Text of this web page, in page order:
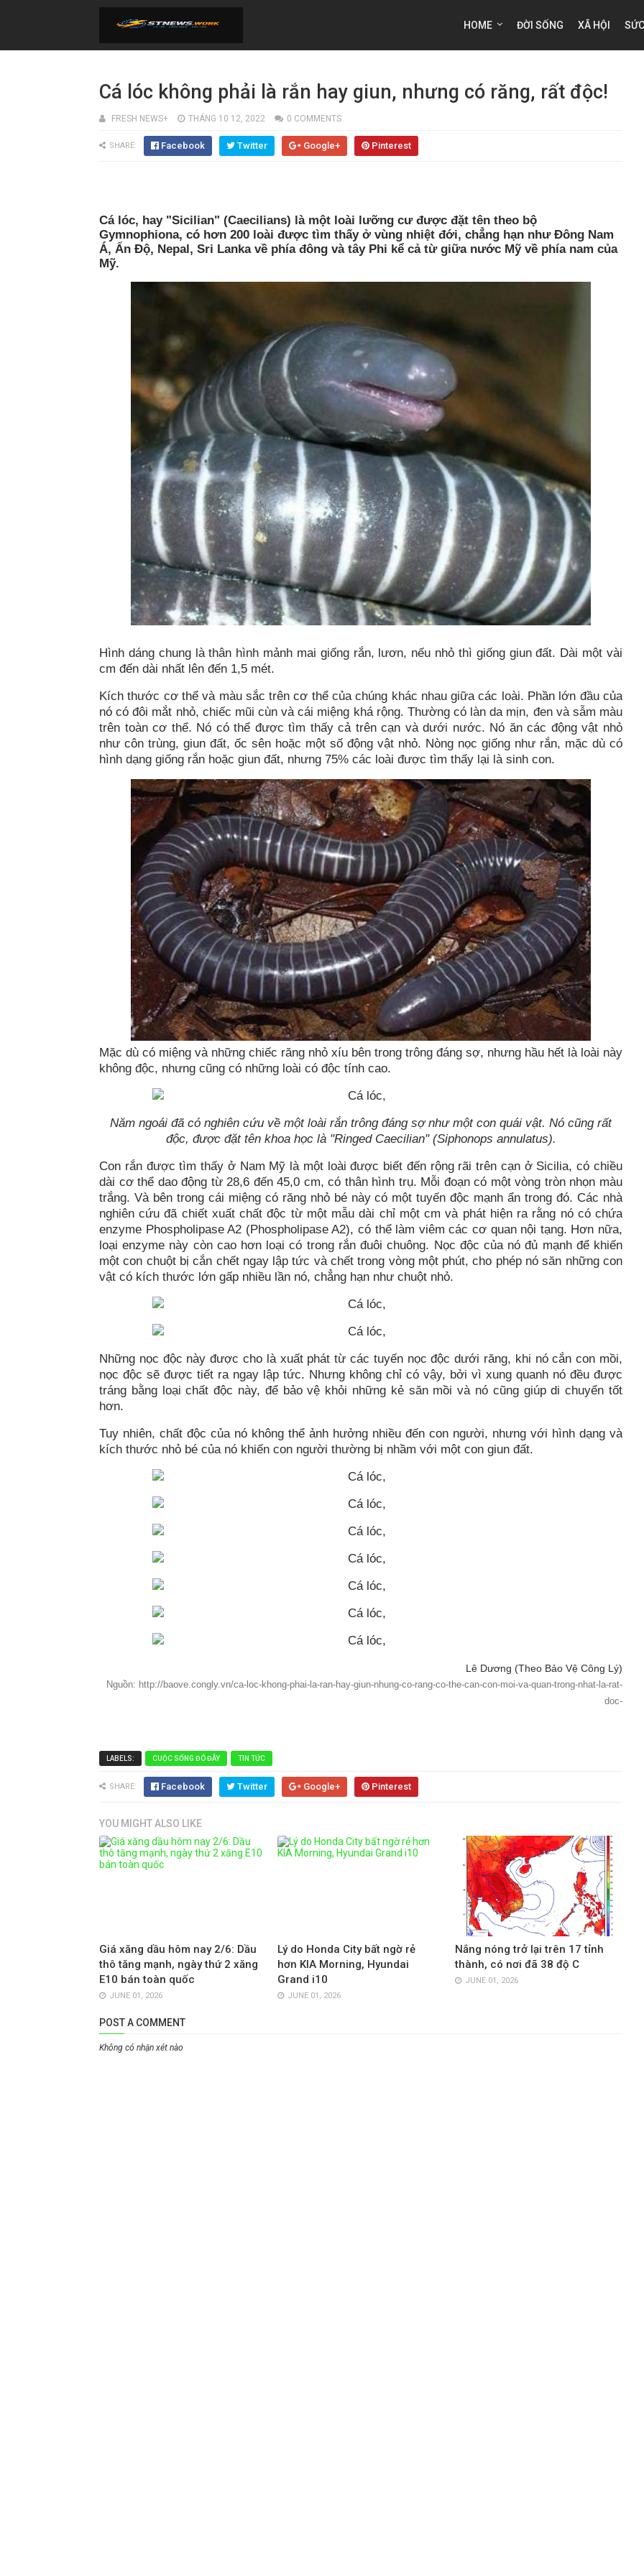
HOME ĐỜI SỐNG XÃ HỘI
Cá lóc không phải là rắn hay giun, nhưng có răng, rất độc!
FRESH NEWS+ THÁNG 10 12, 2022 0 COMMENTS
SHARE: Facebook Twitter Google+ Pinterest
Cá lóc, hay "Sicilian" (Caecilians) là một loài lưỡng cư được đặt tên theo bộ
Gymnophiona, có hơn 200 loài được tìm thấy ở vùng nhiệt đới, chẳng hạn như Đông Nam
Á, Ấn Độ, Nepal, Sri Lanka về phía đông và tây Phi kể cả từ giữa nước Mỹ về phía nam của
Mỹ.
Hình dáng chung là thân hình mảnh mai giống rắn, lươn, nếu nhỏ thì giống giun đất. Dài một vài
cm đến dài nhất lên đến 1,5 mét.
Kích thước cơ thể và màu sắc trên cơ thể của chúng khác nhau giữa các loài. Phần lớn đầu của
nó có đôi mắt nhỏ, chiếc mũi cùn và cái miệng khá rộng. Thường có làn da mịn, đen và sẫm màu
trên toàn cơ thể. Nó có thể được tìm thấy cả trên cạn và dưới nước. Nó ăn các động vật nhỏ
như côn trùng, giun đất, ốc sên hoặc một số động vật nhỏ. Nòng nọc giống như rắn, mặc dù có
hình dạng giống rắn hoặc giun đất, nhưng 75% các loài được tìm thấy lại là sinh con.
Mặc dù có miệng và những chiếc răng nhỏ xíu bên trong trông đáng sợ, nhưng hầu hết là loài này
không độc, nhưng cũng có những loài có độc tính cao.
Năm ngoái đã có nghiên cứu về một loài rắn trông đáng sợ như một con quái vật. Nó cũng rất
độc, được đặt tên khoa học là "Ringed Caecilian" (Siphonops annulatus).
Con rắn được tìm thấy ở Nam Mỹ là một loài được biết đến rộng rãi trên cạn ở Sicilia, có chiều
dài cơ thể dao động từ 28,6 đến 45,0 cm, có thân hình trụ. Mỗi đoạn có một vòng tròn nhọn màu
trắng. Và bên trong cái miệng có răng nhỏ bé này có một tuyến độc mạnh ẩn trong đó. Các nhà
nghiên cứu đã chiết xuất chất độc từ một mẫu dài chỉ một cm và phát hiện ra rằng nó có chứa
enzyme Phospholipase A2 (Phospholipase A2), có thể làm viêm các cơ quan nội tạng. Hơn nữa,
loại enzyme này còn cao hơn loại có trong rắn đuôi chuông. Nọc độc của nó đủ mạnh để khiến
một con chuột bị cắn chết ngay lập tức và chết trong vòng một phút, cho phép nó săn những con
vật có kích thước lớn gấp nhiều lần nó, chẳng hạn như chuột nhỏ.
Những nọc độc này được cho là xuất phát từ các tuyến nọc độc dưới răng, khi nó cắn con mồi,
nọc độc sẽ được tiết ra ngay lập tức. Nhưng không chỉ có vậy, bởi vì xung quanh nó đều được
tráng bằng loại chất độc này, để bảo vệ khỏi những kẻ săn mồi và nó cũng giúp di chuyển tốt
hơn.
Tuy nhiên, chất độc của nó không thể ảnh hưởng nhiều đến con người, nhưng với hình dạng và
kích thước nhỏ bé của nó khiến con người thường bị nhầm với một con giun đất.
Lê Dương (Theo Bảo Vệ Công Lý)
Nguồn: http://baove.congly.vn/ca-loc-khong-phai-la-ran-hay-giun-nhung-co-rang-co-the-can-con-moi-va-quan-trong-nhat-la-rat-
doc-
LABELS: CUỘC SỐNG ĐÓ ĐÂY TIN TỨC
SHARE: Facebook Twitter Google+ Pinterest
YOU MIGHT ALSO LIKE
Giá xăng dầu hôm nay 2/6: Dầu
thô tăng mạnh, ngày thứ 2 xăng
E10 bán toàn quốc
JUNE 01, 2026
Lý do Honda City bất ngờ rẻ
hơn KIA Morning, Hyundai
Grand i10
JUNE 01, 2026
Nắng nóng trở lại trên 17 tỉnh
thành, có nơi đã 38 độ C
JUNE 01, 2026
POST A COMMENT
Không có nhận xét nào